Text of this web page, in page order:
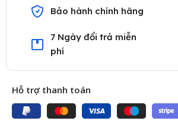
Bảo hành chính hãng
7 Ngày đổi trả miễn
phí
Hỗ trợ thanh toán